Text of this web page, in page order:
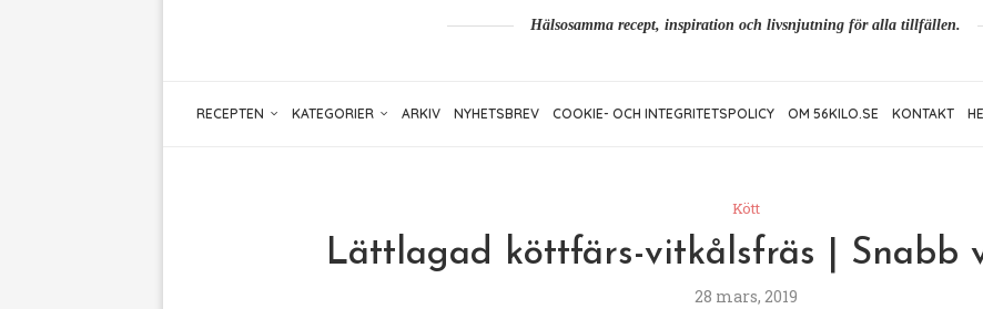
Hälsosamma recept, inspiration och livsnjutning för alla tillfällen.
RECEPTEN KATEGORIER ARKIV NYHETSBREV COOKIE- OCH INTEGRITETSPOLICY OM 56KILO.SE KONTAKT
Kött
Lättlagad köttfärs-vitkålsfräs | Snabb
28 mars, 2019